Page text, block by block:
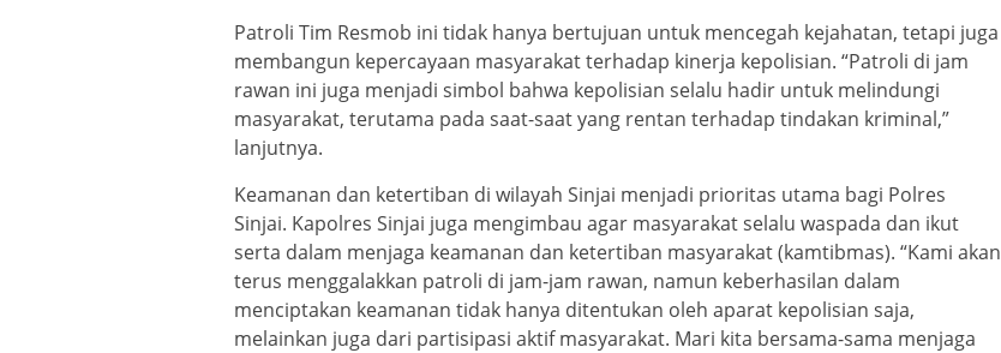
Patroli Tim Resmob ini tidak hanya bertujuan untuk mencegah kejahatan, tetapi juga
membangun kepercayaan masyarakat terhadap kinerja kepolisian. “Patroli di jam
rawan ini juga menjadi simbol bahwa kepolisian selalu hadir untuk melindungi
masyarakat, terutama pada saat-saat yang rentan terhadap tindakan kriminal,”
lanjutnya.
Keamanan dan ketertiban di wilayah Sinjai menjadi prioritas utama bagi Polres
Sinjai. Kapolres Sinjai juga mengimbau agar masyarakat selalu waspada dan ikut
serta dalam menjaga keamanan dan ketertiban masyarakat (kamtibmas). “Kami akan
terus menggalakkan patroli di jam-jam rawan, namun keberhasilan dalam
menciptakan keamanan tidak hanya ditentukan oleh aparat kepolisian saja,
melainkan juga dari partisipasi aktif masyarakat. Mari kita bersama-sama menjaga